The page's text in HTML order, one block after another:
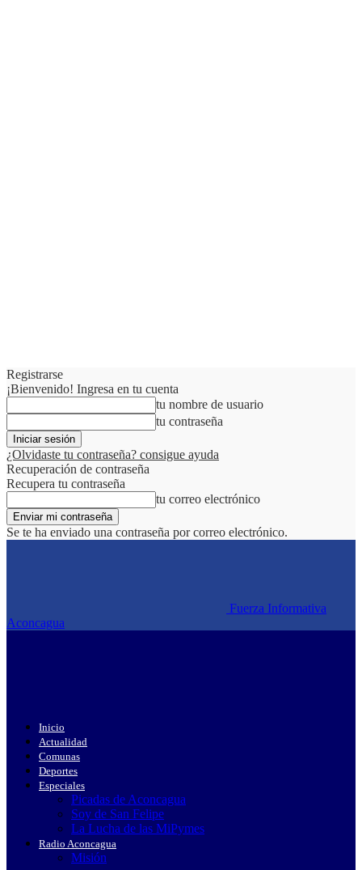
Registrarse
¡Bienvenido! Ingresa en tu cuenta
tu nombre de usuario
tu contraseña
¿Olvidaste tu contraseña? consigue ayuda
Recuperación de contraseña
Recupera tu contraseña
tu correo electrónico
Se te ha enviado una contraseña por correo electrónico.
Fuerza Informativa
Aconcagua
Inicio
Actualidad
Comunas
Deportes
Especiales
Picadas de Aconcagua
Soy de San Felipe
La Lucha de las MiPymes
Radio Aconcagua
Misión